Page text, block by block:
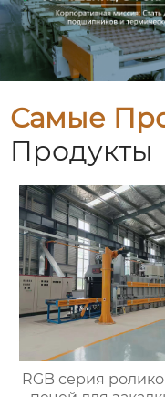
Самые
Продукты
RGB серия